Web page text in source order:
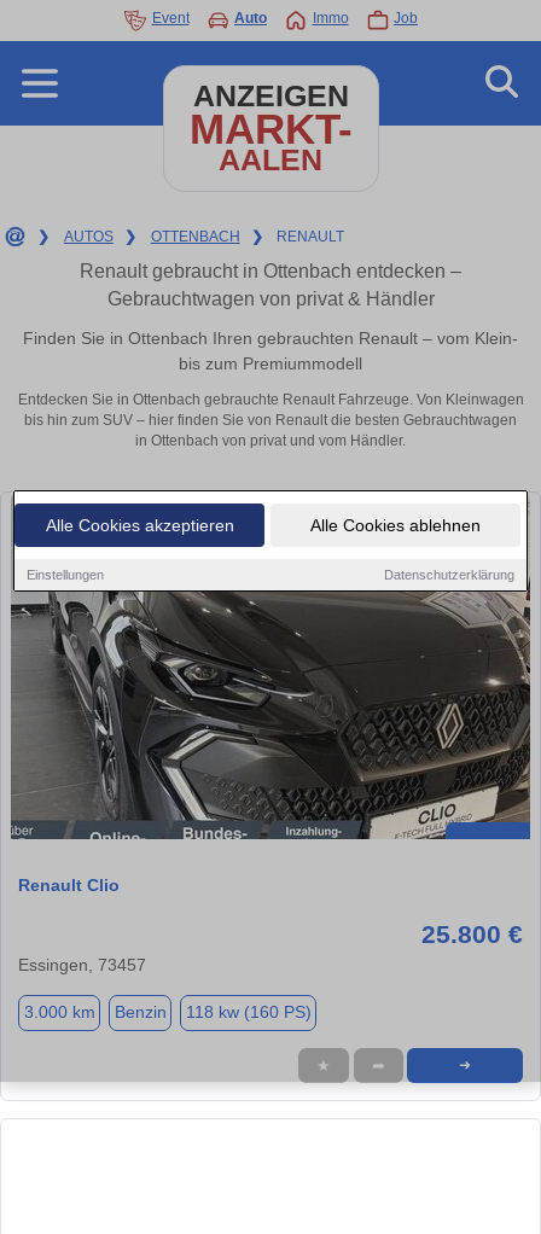
Alle Cookies akzeptieren Alle Cookies ablehnen
Einstellungen Datenschutzerklärung
Event Auto Immo Job
ANZEIGEN
MARKT-
AALEN
❯ AUTOS ❯ OTTENBACH ❯ RENAULT
Renault gebraucht in Ottenbach entdecken –
Gebrauchtwagen von privat & Händler
Finden Sie in Ottenbach Ihren gebrauchten Renault – vom Klein-
bis zum Premiummodell
Entdecken Sie in Ottenbach gebrauchte Renault Fahrzeuge. Von Kleinwagen
bis hin zum SUV – hier finden Sie von Renault die besten Gebrauchtwagen
in Ottenbach von privat und vom Händler.
Renault Clio
25.800 €
Essingen, 73457
3.000 km Benzin 118 kw (160 PS)
★ ➦ ➜